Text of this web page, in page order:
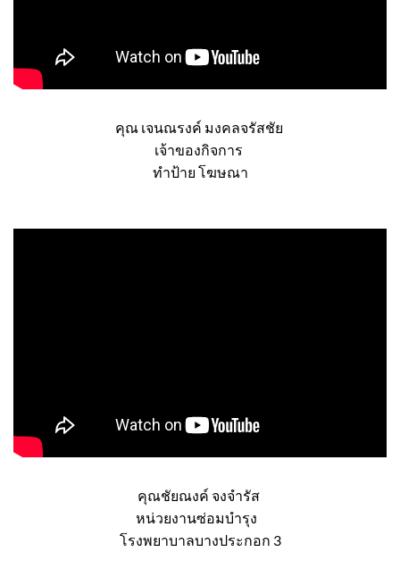
คุณ เจนณรงค์ มงคลจรัสชัย
เจ้าของกิจการ
ทำป้าย โฆษณา
คุณชัยณงค์ จงจำรัส
หน่วยงานซ่อมบำรุง
โรงพยาบาลบางประกอก 3